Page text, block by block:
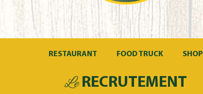
RESTAURANT FOOD TRUCK SHOP
LeRECRUTEMENT